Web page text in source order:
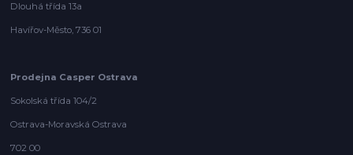
Dlouhá třída 13a
Havířov-Město, 736 01
Prodejna Casper Ostrava
Sokolská třída 104/2
Ostrava-Moravská Ostrava
702 00